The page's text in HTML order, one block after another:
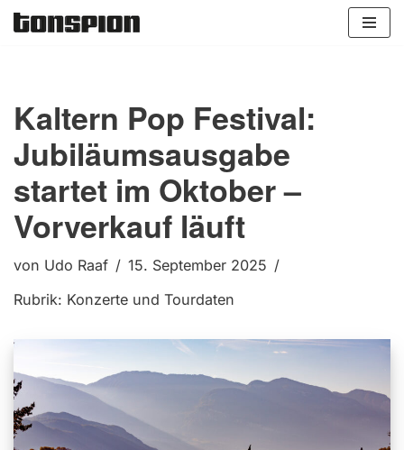
Kaltern Pop Festival:
Jubiläumsausgabe
startet im Oktober –
Vorverkauf läuft
von Udo Raaf
15. September 2025
Rubrik: Konzerte und Tourdaten